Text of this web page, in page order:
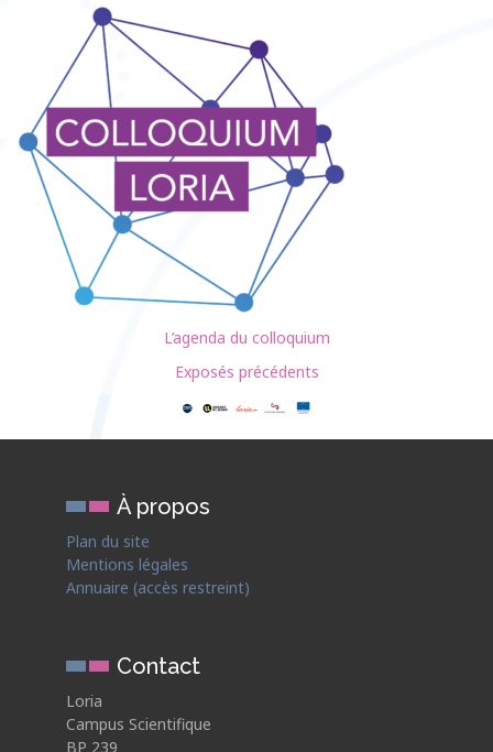
L’agenda du colloquium
Exposés précédents
À propos
Plan du site
Mentions légales
Annuaire (accès restreint)
Contact
Loria
Campus Scientifique
BP 239